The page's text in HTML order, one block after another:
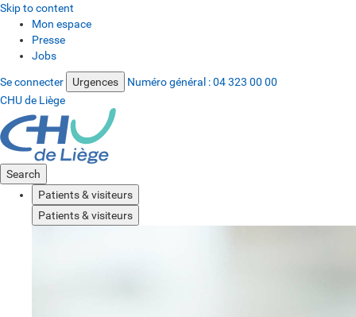
Skip to content
Mon espace
Presse
Jobs
Se connecter Urgences Numéro général :04 323 00 00
CHU de Liège
Search
Patients & visiteurs
Patients & visiteurs